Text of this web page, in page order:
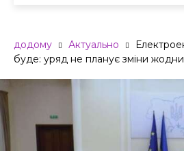
додому Актуально
буде: уряд не планує зміни